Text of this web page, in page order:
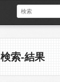
検索-結果